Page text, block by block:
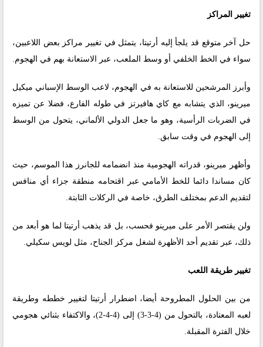
تغيير المراكز
حل آخر متوقع قد يلجأ إليه أرتيتا، يتمثل في تغيير مراكز بعض اللاعبين،
سواء في الخط الخلفي أو وسط الملعب، عبر الاستعانة بهم في الهجوم.
وأبرز المرشحين للاستعانة به في الهجوم، لاعب الوسط الإسباني ميكيل
ميرينو، الذي يتشابه مع كاي هافيرتز في طوله الفارع، فضلا عن تميزه
في الضربات الرأسية، وهو ما جعل الدولي الألماني، يتحول من الوسط
إلى الهجوم في وقت سابق.
وأظهر ميرينو، قدراته الهجومية منذ انضمامه للجانرز هذا الموسم، حيث
كان مساندا دائما للخط الأمامي عبر اقتحامه منطقة جزاء أي منافس
لتقديم الدعم بمختلف الطرق، خاصة في الركلات الثابتة.
ولن يقتصر الأمر على ميرينو فحسب، بل قد يذهب أرتيتا لما هو أبعد من
ذلك، عبر تقديم أحد الأظهرة لشغل مركز الجناح، مثل لويس سكيلي.
تغيير طريقة اللعب
من بين الحلول المطروحة أيضا، اضطرار أرتيتا لتغيير خططه وطريقة
لعبه المعتادة، بالتحول من (4-3-3) إلى (4-4-2)، والاكتفاء بثنائي هجومي
خلال الفترة المقبلة.